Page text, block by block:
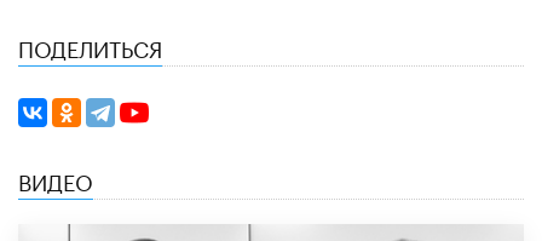
ПОДЕЛИТЬСЯ
ВИДЕО